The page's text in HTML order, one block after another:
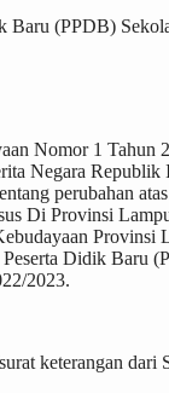
Baru (PPDB)
Nomor 1 Tahun
Negara
perubahan
Di Provinsi
Peserta Didik
2023.
keterangan